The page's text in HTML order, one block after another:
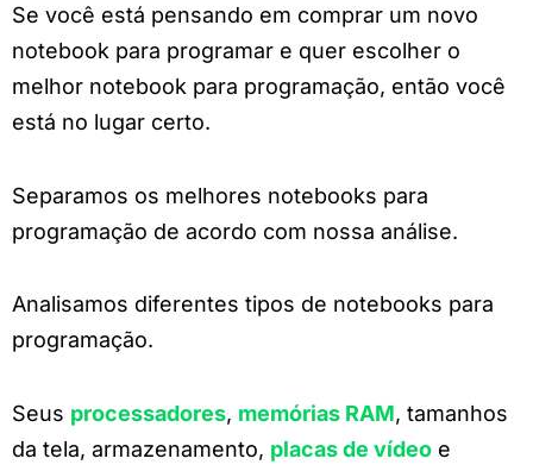
Se você está pensando em comprar um novo
notebook para programar e quer escolher o
melhor notebook para programação, então você
está no lugar certo.
Separamos os melhores notebooks para
programação de acordo com nossa análise.
Analisamos diferentes tipos de notebooks para
programação.
Seus processadores, memórias RAM, tamanhos
da tela, armazenamento, placas de vídeo e